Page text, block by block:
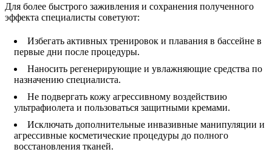
Для более быстрого заживления и сохранения полученного
эффекта специалисты советуют:
Избегать активных тренировок и плавания в бассейне в
первые дни после процедуры.
Наносить регенерирующие и увлажняющие средства по
назначению специалиста.
Не подвергать кожу агрессивному воздействию
ультрафиолета и пользоваться защитными кремами.
Исключать дополнительные инвазивные манипуляции и
агрессивные косметические процедуры до полного
восстановления тканей.